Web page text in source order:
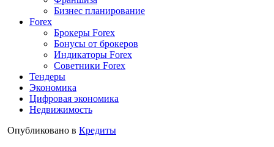
Бизнес планирование
Forex
Брокеры Forex
Бонусы от брокеров
Индикаторы Forex
Советники Forex
Тендеры
Экономика
Цифровая экономика
Недвижимость
Опубликовано в Кредиты